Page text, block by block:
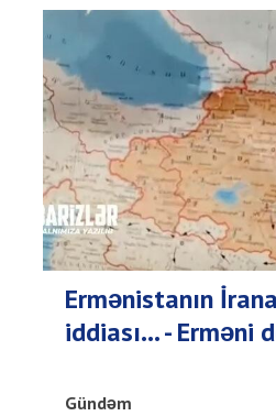
Ermənistanın
iddiası... - Erməni
Gündəm